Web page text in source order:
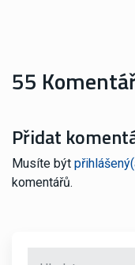
55
Přidat
Musíte být
komentářů.